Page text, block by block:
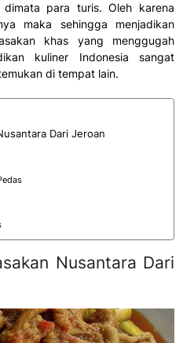
para turis. Oleh karena
maka sehingga menjadikan
khas yang menggugah
kuliner Indonesia sangat
di tempat lain.
Dari Jeroan
Nusantara Dari